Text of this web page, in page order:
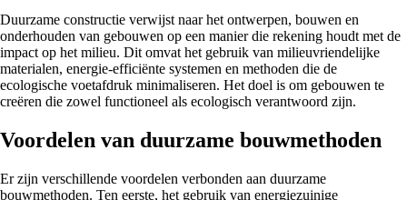
Duurzame constructie verwijst naar het ontwerpen, bouwen en
onderhouden van gebouwen op een manier die rekening houdt met de
impact op het milieu. Dit omvat het gebruik van milieuvriendelijke
materialen, energie-efficiënte systemen en methoden die de
ecologische voetafdruk minimaliseren. Het doel is om gebouwen te
creëren die zowel functioneel als ecologisch verantwoord zijn.
Voordelen van duurzame bouwmethoden
Er zijn verschillende voordelen verbonden aan duurzame
bouwmethoden. Ten eerste, het gebruik van energiezuinige